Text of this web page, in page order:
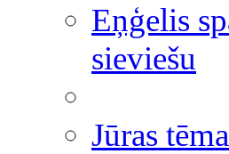
Eņģelis
sieviešu
Jūras